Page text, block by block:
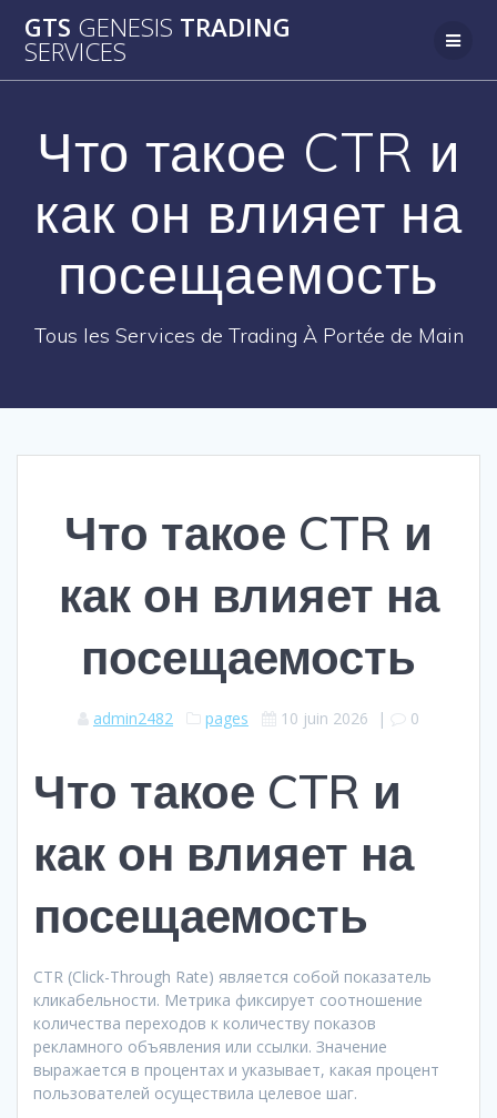
au
GTS GENESIS TRADING
SERVICES
Что такое CTR и
как он влияет на
посещаемость
Tous les Services de Trading À Portée de Main
Что такое CTR и
как он влияет на
посещаемость
admin2482 pages 10 juin 2026 | 0
Что такое CTR и
как он влияет на
посещаемость
CTR (Click-Through Rate) является собой показатель
кликабельности. Метрика фиксирует соотношение
количества переходов к количеству показов
рекламного объявления или ссылки. Значение
выражается в процентах и указывает, какая процент
пользователей осуществила целевое шаг.